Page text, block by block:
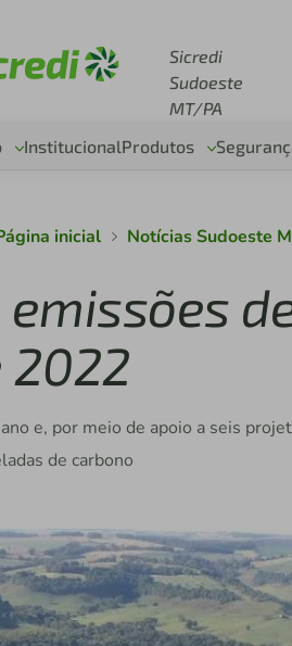
Sicredi
Sudoeste
MT/PA
InstitucionalProdutos
inicial Notícias Sudoeste
2022
e, por meio de apoio a seis
de carbono